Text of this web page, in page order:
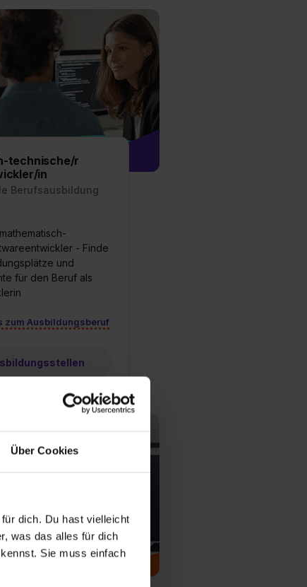
Über Cookies
dich. Du hast vielleicht
was das alles für dich
Sie muss einfach
technische/r
in
Berufsausbildung
- Finde
und
für den Beruf als
zum Ausbildungsberuf